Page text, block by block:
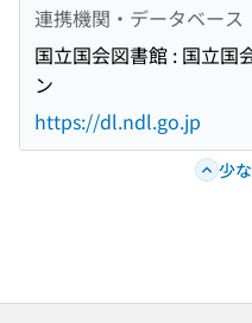
連携機関・データベース
国立国会図書館 : 国立国
ン
https://dl.ndl.go.jp
少